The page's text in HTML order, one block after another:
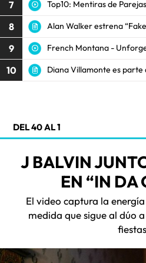
7 Top10: Mentiras de Parejas
8 Alan Walker estrena
9 French Montana -
10 Diana Villamonte es parte
DEL 40 AL 1
J BALVIN
EN “IN DA
El video captura la
medida que sigue al dúo
fiestas